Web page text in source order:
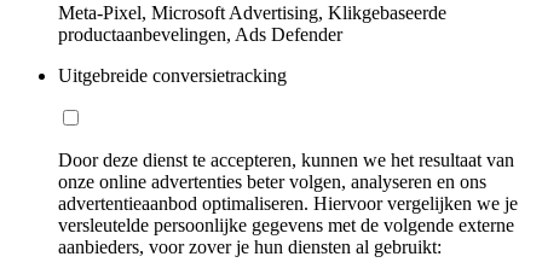
Meta-Pixel, Microsoft Advertising, Klikgebaseerde
productaanbevelingen, Ads Defender
Uitgebreide conversietracking
Door deze dienst te accepteren, kunnen we het resultaat van
onze online advertenties beter volgen, analyseren en ons
advertentieaanbod optimaliseren. Hiervoor vergelijken we je
versleutelde persoonlijke gegevens met de volgende externe
aanbieders, voor zover je hun diensten al gebruikt: